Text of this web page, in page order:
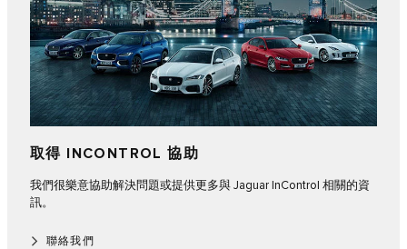
取得 INCONTROL 協助
我們很樂意協助解決問題或提供更多與 Jaguar InControl 相關的資
訊。
聯絡我們